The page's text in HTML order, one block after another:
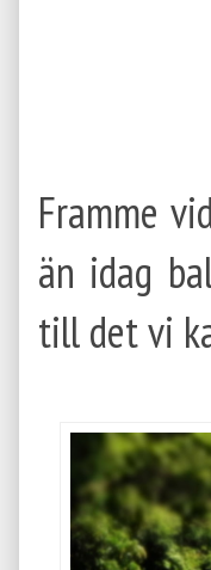
Framme
än idag
till det vi